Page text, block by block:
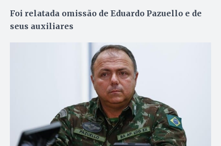
Foi relatada omissão de Eduardo Pazuello e de
seus auxiliares